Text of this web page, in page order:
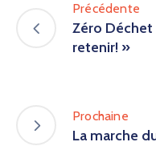
Précédente
Zéro Déchet
retenir! »
Prochaine
La marche